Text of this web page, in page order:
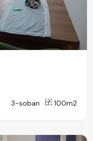
3-soban 100m2